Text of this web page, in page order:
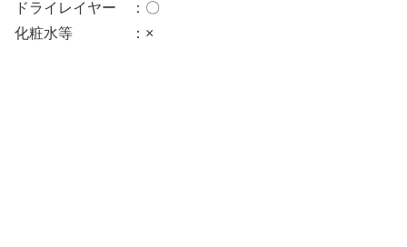
ドライレイヤー ：〇
化粧水等 ：×